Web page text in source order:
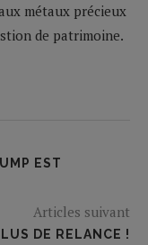
métaux précieux
de patrimoine.
EST
Articles suivant
DE RELANCE !